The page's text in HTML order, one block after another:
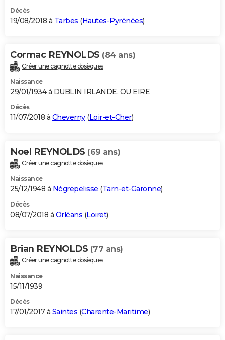
Décès
19/08/2018 à Tarbes (Hautes-Pyrénées)
Cormac REYNOLDS (84 ans)
Créer une cagnotte obsèques
Naissance
29/01/1934 à DUBLIN IRLANDE, OU EIRE
Décès
11/07/2018 à Cheverny(Loir-et-Cher)
Noel REYNOLDS (69 ans)
Créer une cagnotte obsèques
Naissance
25/12/1948 à Nègrepelisse (Tarn-et-Garonne)
Décès
08/07/2018 à Orléans (Loiret)
Brian REYNOLDS (77 ans)
Créer une cagnotte obsèques
Naissance
15/11/1939
Décès
17/01/2017 à Saintes (Charente-Maritime)